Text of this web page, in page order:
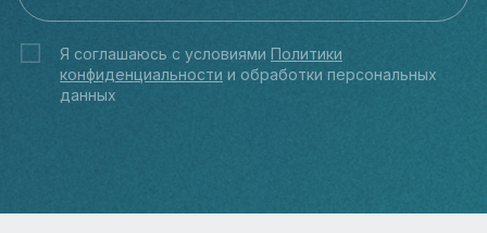
Я соглашаюсь с условиями Политики
конфиденциальности и обработки персональных
данных